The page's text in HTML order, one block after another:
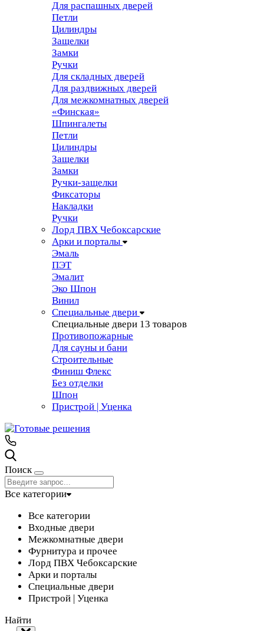
Для распашных дверей
Петли
Цилиндры
Защелки
Замки
Ручки
Для складных дверей
Для раздвижных дверей
Для межкомнатных дверей
«Финская»
Шпингалеты
Петли
Цилиндры
Защелки
Замки
Ручки-защелки
Фиксаторы
Накладки
Ручки
Лорд ПВХ Чебоксарские
Арки и порталы
Эмаль
ПЭТ
Эмалит
Эко Шпон
Винил
Специальные двери
Специальные двери 13 товаров
Противопожарные
Для сауны и бани
Строительные
Финиш Флекс
Без отделки
Шпон
Пристрой | Уценка
Поиск
Все категории
Все категории
Входные двери
Межкомнатные двери
Фурнитура и прочее
Лорд ПВХ Чебоксарские
Арки и порталы
Специальные двери
Пристрой | Уценка
Найти